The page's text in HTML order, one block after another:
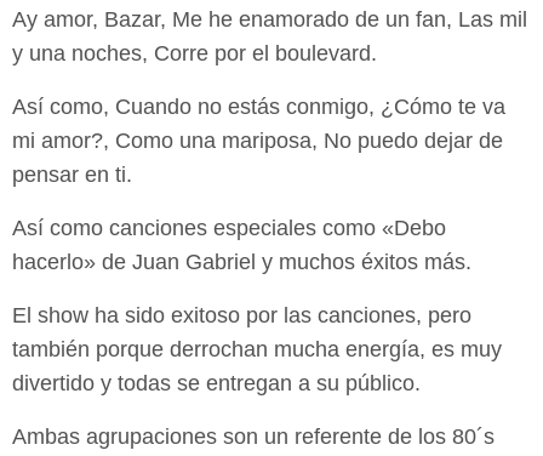
Ay amor, Bazar, Me he enamorado de un fan, Las mil
y una noches, Corre por el boulevard.
Así como, Cuando no estás conmigo, ¿Cómo te va
mi amor?, Como una mariposa, No puedo dejar de
pensar en ti.
Así como canciones especiales como «Debo
hacerlo» de Juan Gabriel y muchos éxitos más.
El show ha sido exitoso por las canciones, pero
también porque derrochan mucha energía, es muy
divertido y todas se entregan a su público.
Ambas agrupaciones son un referente de los 80´s